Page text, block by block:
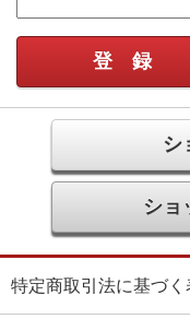
シ
ショ
特定商取引法に基づく